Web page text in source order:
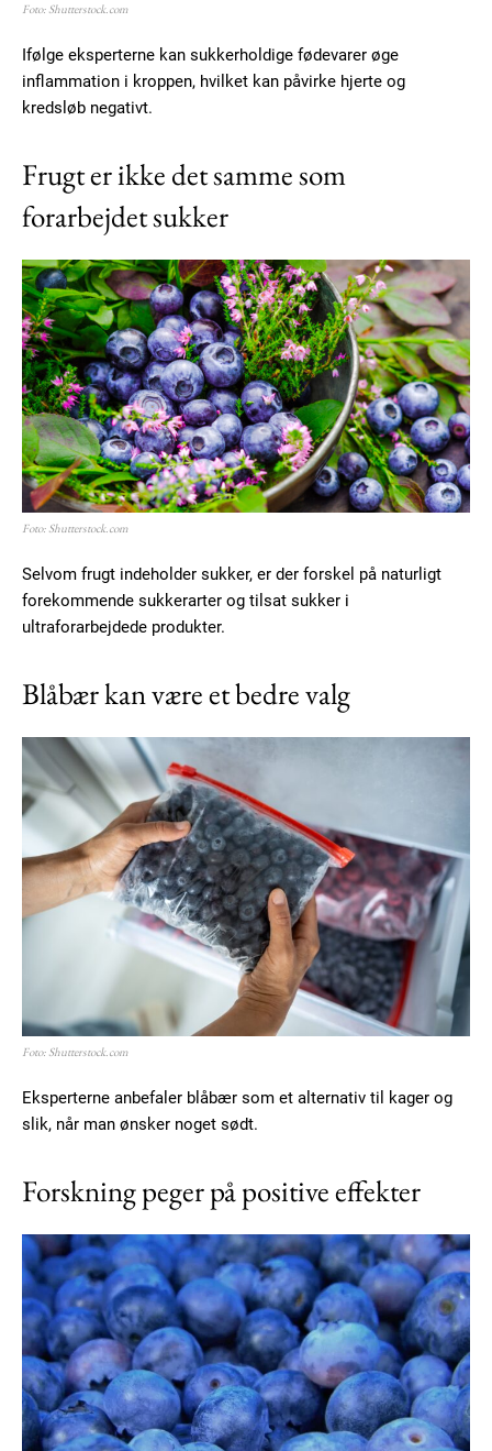
Foto: Shutterstock.com
Ifølge eksperterne kan sukkerholdige fødevarer øge
inflammation i kroppen, hvilket kan påvirke hjerte og
kredsløb negativt.
Frugt er ikke det samme som
forarbejdet sukker
Foto: Shutterstock.com
Selvom frugt indeholder sukker, er der forskel på naturligt
forekommende sukkerarter og tilsat sukker i
ultraforarbejdede produkter.
Blåbær kan være et bedre valg
Foto: Shutterstock.com
Eksperterne anbefaler blåbær som et alternativ til kager og
slik, når man ønsker noget sødt.
Forskning peger på positive effekter